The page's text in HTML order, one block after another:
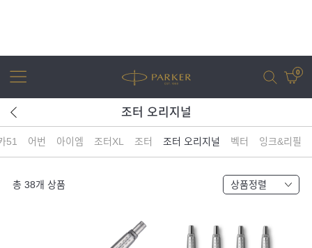
0
어번 아이엠 조터 XL 조터
조터 오리지널
51 어번 아이엠 조터XL 조터 조터 오리지널 벡터 잉크&리필
총 38개 상품 상품정렬